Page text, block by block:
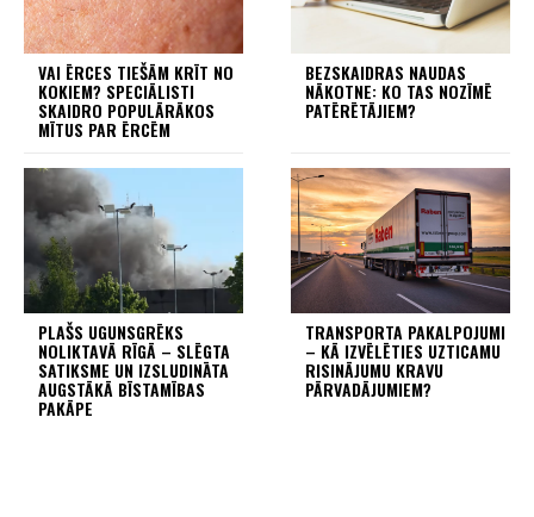
VAI ĒRCES TIEŠĀM KRĪT NO
KOKIEM? SPECIĀLISTI
SKAIDRO POPULĀRĀKOS
MĪTUS PAR ĒRCĒM
BEZSKAIDRAS NAUDAS
NĀKOTNE: KO TAS NOZĪMĒ
PATĒRĒTĀJIEM?
PLAŠS UGUNSGRĒKS
NOLIKTAVĀ RĪGĀ – SLĒGTA
SATIKSME UN IZSLUDINĀTA
AUGSTĀKĀ BĪSTAMĪBAS
PAKĀPE
TRANSPORTA PAKALPOJUMI
– KĀ IZVĒLĒTIES UZTICAMU
RISINĀJUMU KRAVU
PĀRVADĀJUMIEM?